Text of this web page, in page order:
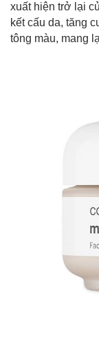
xuất hiện trở lại
kết cấu da, tăng
tông màu, mang